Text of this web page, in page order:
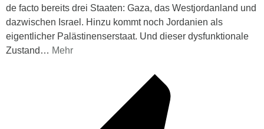
de facto bereits drei Staaten: Gaza, das Westjordanland und
dazwischen Israel. Hinzu kommt noch Jordanien als
eigentlicher Palästinenserstaat. Und dieser dysfunktionale
Zustand … Mehr